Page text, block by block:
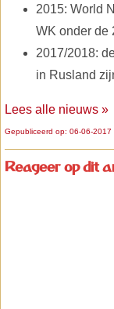
2015: World
WK onder de
2017/2018:
in Rusland
Lees alle nieuws »
Gepubliceerd op: 06-06-
Reageer op dit